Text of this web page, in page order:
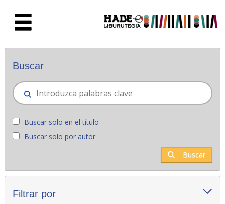
Novedades - Liburutegia
Buscar
Buscar solo en el título
Buscar solo por autor
Buscar
Filtrar por